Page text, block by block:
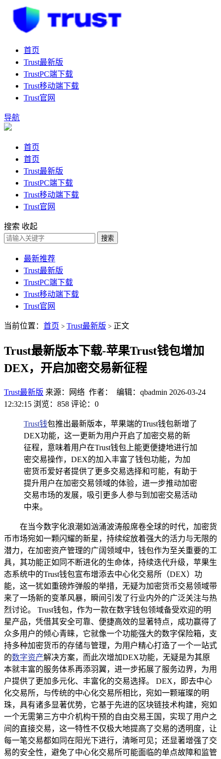
首页
Trust最新版
TrustPC端下载
Trust移动端下载
Trust官网
导航
首页
首页
Trust最新版
TrustPC端下载
Trust移动端下载
Trust官网
搜索 收起
搜索
最新推荐
Trust最新版
TrustPC端下载
Trust移动端下载
Trust官网
当前位置： 首页 > Trust最新版 > 正文
Trust最新版本下载-苹果Trust钱包增加
DEX，开启加密交易新征程
Trust最新版 来源：网络 作者： 编辑：qbadmin 2026-03-24
12:32:15 浏览：858 评论：0
Trust钱包推出最新版本，苹果端的Trust钱包新增了
DEX功能，这一更新为用户开启了加密交易的新
征程，意味着用户在Trust钱包上能更便捷地进行加
密交易操作，DEX的加入丰富了钱包功能，为加
密货币爱好者提供了更多交易选择和可能，有助于
提升用户在加密交易领域的体验，进一步推动加密
交易市场的发展，吸引更多人参与到加密交易活动
中来。
在当今数字化浪潮如汹涌波涛般席卷全球的时代，加密货
币市场宛如一颗闪耀的新星，持续绽放着强大的活力与无限的
潜力，在加密资产管理的广阔领域中，钱包作为至关重要的工
具，其功能正如同不断进化的生命体，持续迭代升级，苹果生
态系统中的Trust钱包宣布增添去中心化交易所（DEX）功
能，这一犹如重磅炸弹般的举措，无疑为加密货币交易领域带
来了一场新的变革风暴，瞬间引发了行业内外的广泛关注与热
烈讨论。 Trust钱包，作为一款在数字钱包领域备受欢迎的明
星产品，凭借其安全可靠、便捷高效的显著特点，成功赢得了
众多用户的倾心青睐，它就像一个功能强大的数字保险箱，支
持多种加密货币的存储与管理，为用户精心打造了一个一站式
的数字资产解决方案，而此次增加DEX功能，无疑是为其原
本就丰富的服务体系再添羽翼，进一步拓展了服务边界，为用
户提供了更加多元化、丰富化的交易选择。 DEX，即去中心
化交易所，与传统的中心化交易所相比，宛如一颗璀璨的明
珠，具有诸多显著优势，它基于先进的区块链技术构建，宛如
一个无需第三方中介机构干预的自由交易王国，实现了用户之
间的直接交易，这一特性不仅极大地提高了交易的透明度，让
每一笔交易都如同在阳光下进行，清晰可见；还显著增强了交
易的安全性，避免了中心化交易所可能面临的单点故障和监管